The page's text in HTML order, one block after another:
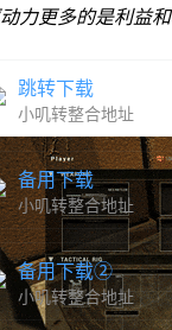
力更多的是利益
跳转下载
小叽转整合地址
备用下载
小叽转整合地址
备用下载②
小叽转整合地址